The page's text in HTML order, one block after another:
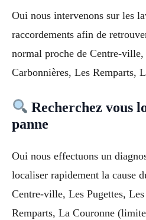
Oui nous intervenons sur les
raccordements afin de
normal proche de Centre-ville,
Carbonnières, Les Remparts,
Recherchez vous
panne
Oui nous effectuons un
localiser rapidement la cause
Centre-ville, Les Pugettes,
Remparts, La Couronne